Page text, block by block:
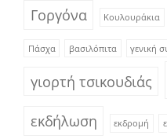
Γοργόνα Κουλουράκια
Πάσχα βασιλόπιτα γενική
γιορτή τσικουδιάς
εκδήλωση εκδρομή